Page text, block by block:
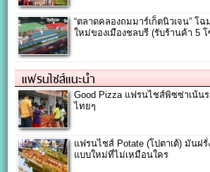
“ตลาดคลองถมมาร์เก็ตนิวเจน” โ
ใหม่ของเมืองชลบรี (รับร้านค้า 5
แฟรนไชส์แนะนำ
Good Pizza แฟรนไชส์พิซซ่าเน้น
ไทยๆ
แฟรนไชส์ Potate (โปตาเต้) มันฝ
แบบใหม่ที่ไม่เหมือนใคร